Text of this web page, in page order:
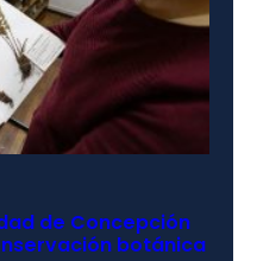
de Concepción
botánica